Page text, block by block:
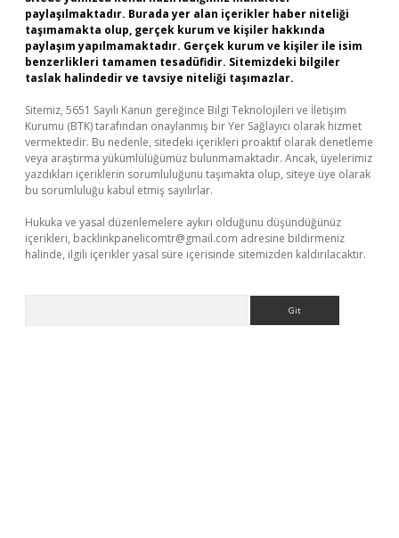
paylaşılmaktadır. Burada yer alan içerikler haber niteliği
taşımamakta olup, gerçek kurum ve kişiler hakkında
paylaşım yapılmamaktadır. Gerçek kurum ve kişiler ile isim
benzerlikleri tamamen tesadüfidir. Sitemizdeki bilgiler
taslak halindedir ve tavsiye niteliği taşımazlar.
Sitemiz, 5651 Sayılı Kanun gereğince Bilgi Teknolojileri ve İletişim
Kurumu (BTK) tarafından onaylanmış bir Yer Sağlayıcı olarak hizmet
vermektedir. Bu nedenle, sitedeki içerikleri proaktif olarak denetleme
veya araştırma yükümlülüğümüz bulunmamaktadır. Ancak, üyelerimiz
yazdıkları içeriklerin sorumluluğunu taşımakta olup, siteye üye olarak
bu sorumluluğu kabul etmiş sayılırlar.
Hukuka ve yasal düzenlemelere aykırı olduğunu düşündüğünüz
içerikleri, backlinkpanelicomtr@gmail.com adresine bildirmeniz
halinde, ilgili içerikler yasal süre içerisinde sitemizden kaldırılacaktır.